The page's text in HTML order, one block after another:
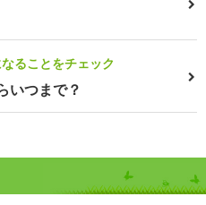
ることをチェック
いつまで？